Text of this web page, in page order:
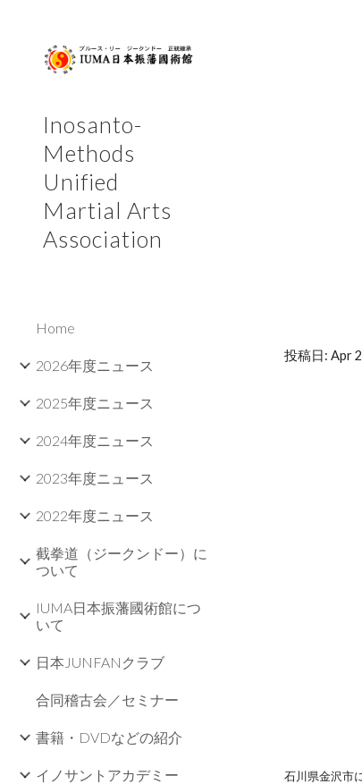
Inosanto-
Methods
Unified
Martial Arts
Association
Home
2026年度ニュース
2025年度ニュース
2024年度ニュース
2023年度ニュース
2022年度ニュース
截拳道（ジークンドー）に
ついて
IUMA日本振藩國術館につ
いて
日本JUNFANクラブ
合同稽古会／セミナー
書籍・DVDなどの紹介
イノサントアカデミー
投稿日: Apr
石川県金沢市